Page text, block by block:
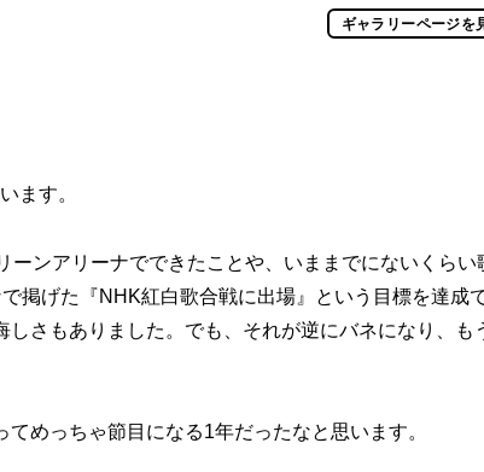
ギャラリーページを
ます。
ンアリーナでできたことや、いままでにないくらい
掲げた『NHK紅白歌合戦に出場』という目標を達成
さもありました。でも、それが逆にバネになり、も
めっちゃ節目になる1年だったなと思います。